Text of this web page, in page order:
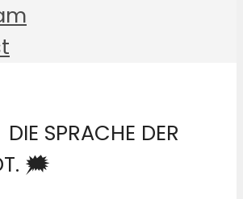
DIE SPRACHE DER
🗯️